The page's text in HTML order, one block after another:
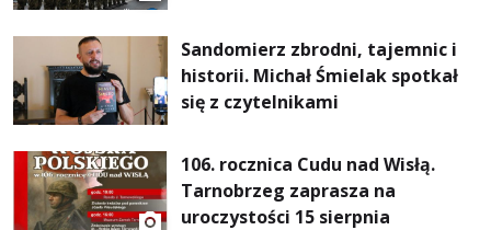
Sandomierz zbrodni, tajemnic i
historii. Michał Śmielak spotkał
się z czytelnikami
106. rocznica Cudu nad Wisłą.
Tarnobrzeg zaprasza na
uroczystości 15 sierpnia